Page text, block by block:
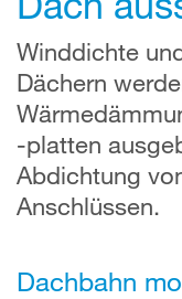
Winddichte
Dächern
-platten
Abdichtung
Anschlüssen.
Dachbahn